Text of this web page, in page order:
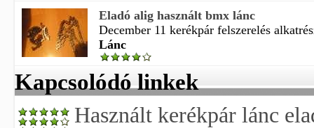
Eladó alig használt bmx lánc
December 11 kerékpár felszerelés
Lánc
Kapcsolódó linkek
Használt kerékpár lánc